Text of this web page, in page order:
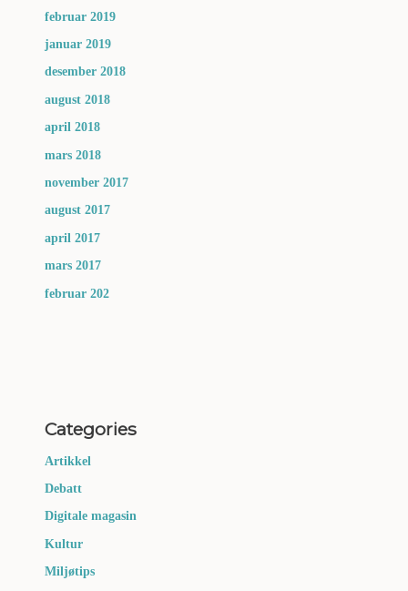
februar 2019
januar 2019
desember 2018
august 2018
april 2018
mars 2018
november 2017
august 2017
april 2017
mars 2017
februar 202
Categories
Artikkel
Debatt
Digitale magasin
Kultur
Miljøtips